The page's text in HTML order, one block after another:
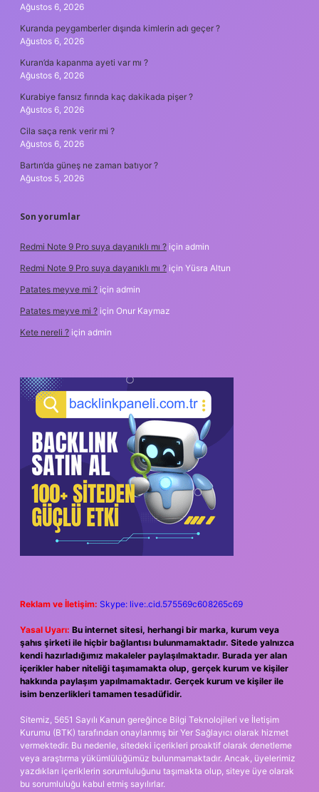
Ağustos 6, 2026
Kuranda peygamberler dışında kimlerin adı geçer ?
Ağustos 6, 2026
Kuran’da kapanma ayeti var mı ?
Ağustos 6, 2026
Kurabiye fansız fırında kaç dakikada pişer ?
Ağustos 6, 2026
Cila saça renk verir mi ?
Ağustos 6, 2026
Bartın’da güneş ne zaman batıyor ?
Ağustos 5, 2026
Son yorumlar
Redmi Note 9 Pro suya dayanıklı mı ? için admin
Redmi Note 9 Pro suya dayanıklı mı ? için Yüsra Altun
Patates meyve mi ? için admin
Patates meyve mi ? için Onur Kaymaz
Kete nereli ? için admin
Reklam ve İletişim: Skype: live:.cid.575569c608265c69
Yasal Uyarı: Bu internet sitesi, herhangi bir marka, kurum veya
şahıs şirketi ile hiçbir bağlantısı bulunmamaktadır. Sitede yalnızca
kendi hazırladığımız makaleler paylaşılmaktadır. Burada yer alan
içerikler haber niteliği taşımamakta olup, gerçek kurum ve kişiler
hakkında paylaşım yapılmamaktadır. Gerçek kurum ve kişiler ile
isim benzerlikleri tamamen tesadüfidir.
Sitemiz, 5651 Sayılı Kanun gereğince Bilgi Teknolojileri ve İletişim
Kurumu (BTK) tarafından onaylanmış bir Yer Sağlayıcı olarak hizmet
vermektedir. Bu nedenle, sitedeki içerikleri proaktif olarak denetleme
veya araştırma yükümlülüğümüz bulunmamaktadır. Ancak, üyelerimiz
yazdıkları içeriklerin sorumluluğunu taşımakta olup, siteye üye olarak
bu sorumluluğu kabul etmiş sayılırlar.